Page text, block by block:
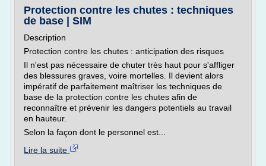
Protection contre les chutes : techniques
de base | SIM
Description
Protection contre les chutes : anticipation des risques
Il n'est pas nécessaire de chuter très haut pour s'affliger
des blessures graves, voire mortelles. Il devient alors
impératif de parfaitement maîtriser les techniques de
base de la protection contre les chutes afin de
reconnaître et prévenir les dangers potentiels au travail
en hauteur.
Selon la façon dont le personnel est...
Lire la suite